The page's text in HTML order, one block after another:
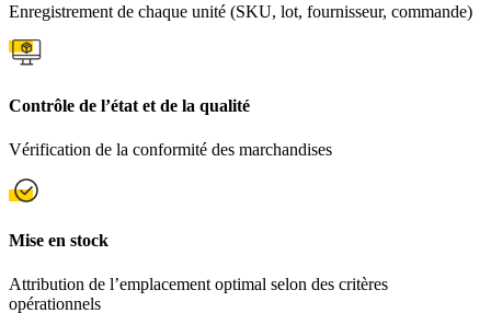
Enregistrement de chaque unité (SKU, lot, fournisseur, commande)
Contrôle de l’état et de la qualité
Vérification de la conformité des marchandises
Mise en stock
Attribution de l’emplacement optimal selon des critères
opérationnels